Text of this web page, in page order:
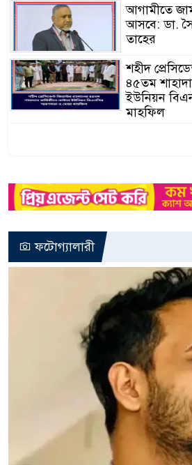
আগামীতে
আসবে: ডা.
তাহের
শহীদ
৪৫তম
ইউনিয়ন
মাহফিল
ফটোগ্যালারী